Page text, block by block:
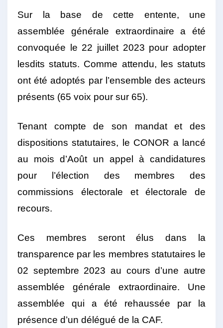
Sur la base de cette entente, une
assemblée générale extraordinaire a été
convoquée le 22 juillet 2023 pour adopter
lesdits statuts. Comme attendu, les statuts
ont été adoptés par l’ensemble des acteurs
présents (65 voix pour sur 65).
Tenant compte de son mandat et des
dispositions statutaires, le CONOR a lancé
au mois d’Août un appel à candidatures
pour l’élection des membres des
commissions électorale et électorale de
recours.
Ces membres seront élus dans la
transparence par les membres statutaires le
02 septembre 2023 au cours d’une autre
assemblée générale extraordinaire. Une
assemblée qui a été rehaussée par la
présence d’un délégué de la CAF.